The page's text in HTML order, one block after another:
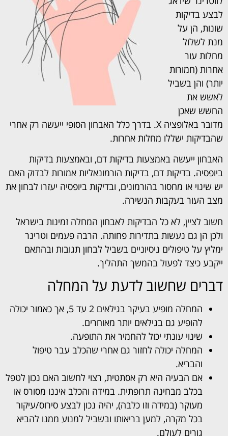
לבצע בדיקות
שונות, הן על
מנת לשלול
מחלות עור
אחרות (חמורות
יותר) והן בשביל
לאשש את
החשש שאכן
מדובר באלופציה X. בדרך כלל האבחון הסופי ייעשה רק אחרי
שהבדיקות ישללו מחלות אחרות.
האבחון ייעשה באמצעות בדיקות דם, ובאמצעות בדיקות
ביופסיה. בדיקות דם, בדיקות הורמונאליות אמורות לבדוק האם
יש שינוי או מחסור בהורמונים, ובדיקות ביופסיה יעזרו לבחון את
מצב העור בעקבות הנשירה.
חשוב לציין, לא כל הבדיקות לאבחון המחלה זמינות בישראל
ולכן הן גם נעשות בתדירות פחותה. הרבה פעמים וטרינר
ימליץ על טיפולים ניסיוניים בשביל לבחון תגובות ובהתאם
ייקבע כיצד לפעול בהמשך התהליך.
דברים שחשוב לדעת על המחלה
המחלה מופיע בעיקר בגילאים 2 עד 5, אך כאמור יכולה
להופיע גם בגילאים יותר מאוחרים.
שינוי עונתי יכול להחמיר את התופעה.
המחלה יכולה לחזור גם אחרי שהכלב עבר טיפול
והבריא.
אם הבעיה היא רק אסתטית, רצוי לחשוב האם נכון לטפל
בכלב מבחינה תרופתית. במידה והכלב איננו מסורס או
מעוקר (במידה וזו כלבה), יהיה נכון לבצע סירוס/עיקור
בכל מקרה, למען בריאותו ובשביל למנוע ממנו להביא
גורים לעולם.